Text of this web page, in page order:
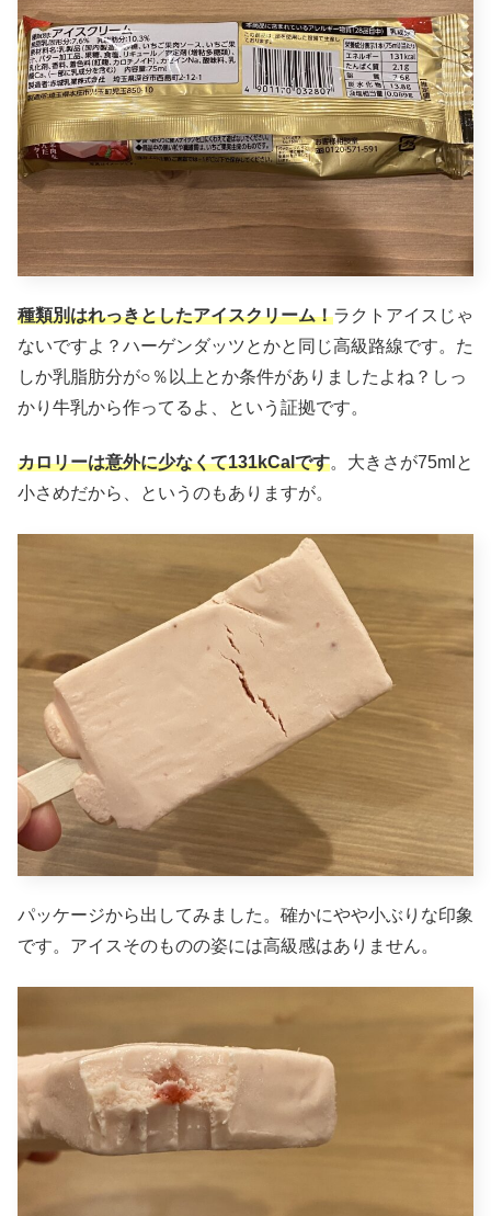
種類別はれっきとしたアイスクリーム！ラクトアイスじゃ
ないですよ？ハーゲンダッツとかと同じ高級路線です。た
しか乳脂肪分が○％以上とか条件がありましたよね？しっ
かり牛乳から作ってるよ、という証拠です。
カロリーは意外に少なくて131kCalです。大きさが75mlと
小さめだから、というのもありますが。
パッケージから出してみました。確かにやや小ぶりな印象
です。アイスそのものの姿には高級感はありません。